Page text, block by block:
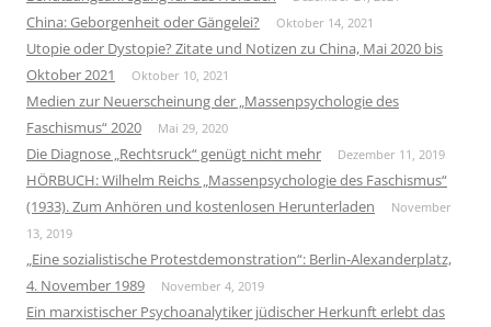
China: Geborgenheit oder Gängelei? Oktober 14, 2021
Utopie oder Dystopie? Zitate und Notizen zu China, Mai 2020 bis
Oktober 2021
Oktober 10, 2021
Medien zur Neuerscheinung der „Massenpsychologie des
Faschismus“ 2020
Mai 29, 2020
Die Diagnose „Rechtsruck“ genügt nicht mehr Dezember 11, 2019
HÖRBUCH: Wilhelm Reichs „Massenpsychologie des Faschismus“
(1933). Zum Anhören und kostenlosen Herunterladen
November
13, 2019
„Eine sozialistische Protestdemonstration“: Berlin-Alexanderplatz,
4. November 1989
November 4, 2019
Ein marxistischer Psychoanalytiker jüdischer Herkunft erlebt das